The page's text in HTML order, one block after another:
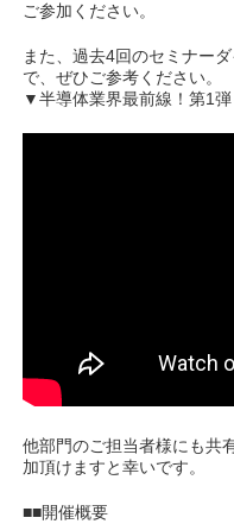
ご参加ください。
また、過去4回のセミナー
で、ぜひご参考ください。
▼半導体業界最前線！第1弾
他部門のご担当者様にも共
加頂けますと幸いです。
■■開催概要